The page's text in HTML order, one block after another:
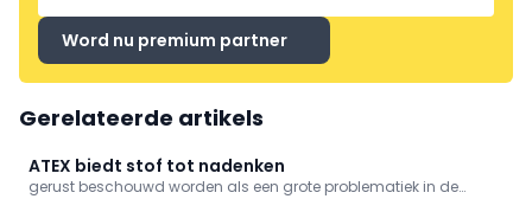
Word nu premium partner
Gerelateerde artikels
ATEX biedt stof tot nadenken
gerust beschouwd worden als een grote problematiek in de